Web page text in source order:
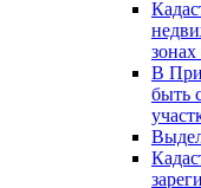
В
быть